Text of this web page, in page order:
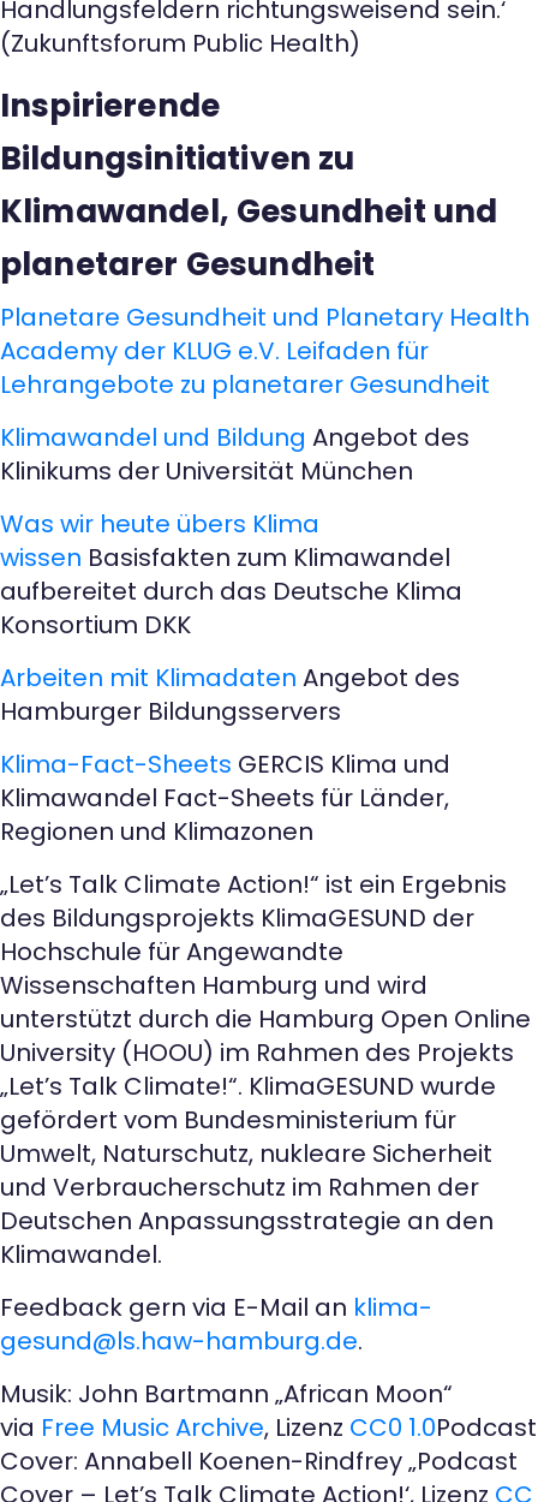
Handlungsfeldern richtungsweisend sein.‘
(Zukunftsforum Public Health)
Inspirierende
Bildungsinitiativen zu
Klimawandel, Gesundheit und
planetarer Gesundheit
Planetare Gesundheit und Planetary Health
Academy der KLUG e.V. Leifaden für
Lehrangebote zu planetarer Gesundheit
Klimawandel und Bildung Angebot des
Klinikums der Universität München
Was wir heute übers Klima
wissen Basisfakten zum Klimawandel
aufbereitet durch das Deutsche Klima
Konsortium DKK
Arbeiten mit Klimadaten Angebot des
Hamburger Bildungsservers
Klima-Fact-Sheets GERCIS Klima und
Klimawandel Fact-Sheets für Länder,
Regionen und Klimazonen
„Let’s Talk Climate Action!“ ist ein Ergebnis
des Bildungsprojekts KlimaGESUND der
Hochschule für Angewandte
Wissenschaften Hamburg und wird
unterstützt durch die Hamburg Open Online
University (HOOU) im Rahmen des Projekts
„Let’s Talk Climate!“. KlimaGESUND wurde
gefördert vom Bundesministerium für
Umwelt, Naturschutz, nukleare Sicherheit
und Verbraucherschutz im Rahmen der
Deutschen Anpassungsstrategie an den
Klimawandel.
Feedback gern via E-Mail an klima-
gesund@ls.haw-hamburg.de.
Musik: John Bartmann „African Moon“
via Free Music Archive, Lizenz CC0 1.0Podcast
Cover: Annabell Koenen-Rindfrey „Podcast
Cover – Let’s Talk Climate Action!‘, Lizenz CC